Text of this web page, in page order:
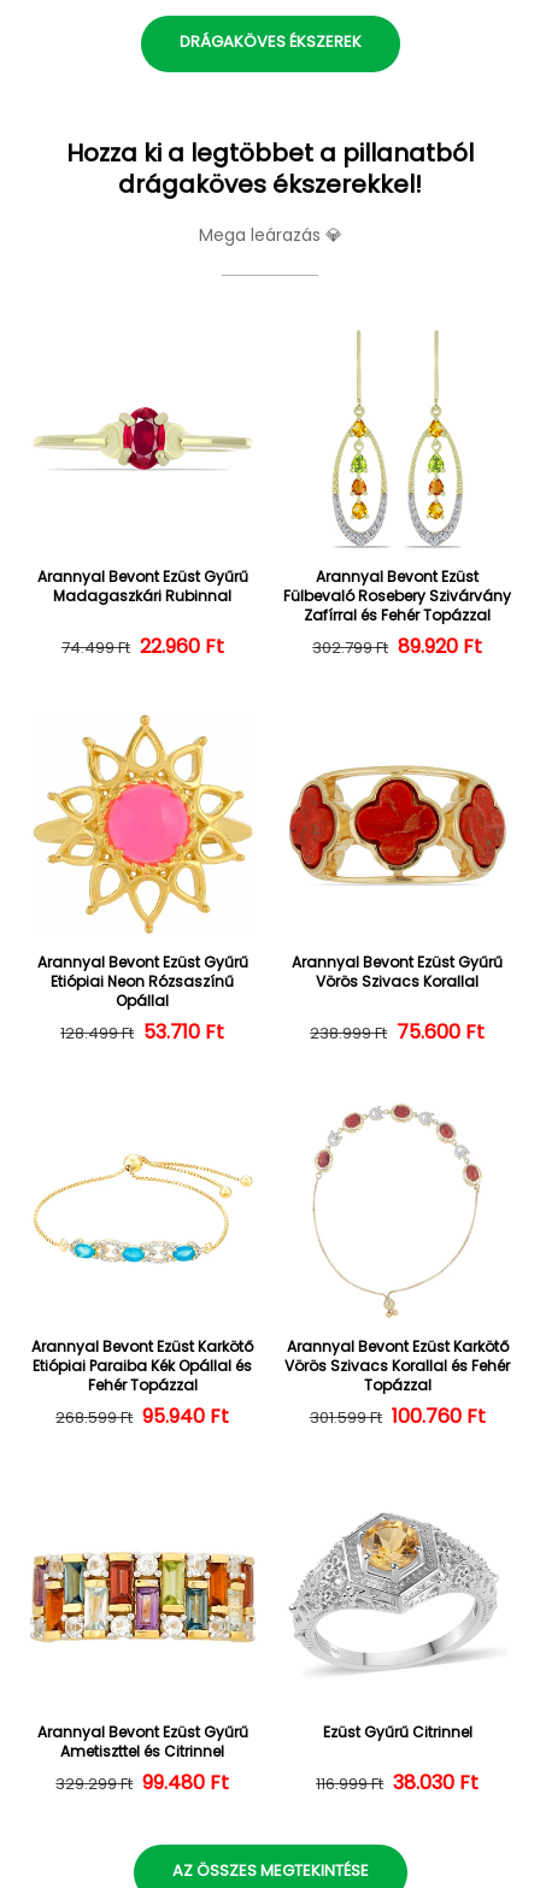
DRÁGAKÖVES ÉKSZEREK
Hozza ki a legtöbbet a pillanatból
drágaköves ékszerekkel!
Mega leárazás 💎
Arannyal Bevont Ezüst Gyűrű
Madagaszkári Rubinnal
Normál ár
74.499 Ft Kedvezményes ár
22.960 Ft
Arannyal Bevont Ezüst
Fülbevaló Rosebery Szivárvány
Zafírral és Fehér Topázzal
Normál ár
302.799 Ft 89.920 Ft
Arannyal Bevont Ezüst Gyűrű
Etiópiai Neon Rózsaszínű
Opállal
Normál ár
128.499 Ft Kedvezményes ár
53.710 Ft
Arannyal Bevont Ezüst Gyűrű
Vörös Szivacs Korallal
Normál ár
238.999 Ft 75.600 Ft
Arannyal Bevont Ezüst Karkötő
Etiópiai Paraiba Kék Opállal és
Fehér Topázzal
Normál ár
268.599 Ft Kedvezményes ár
95.940 Ft
Arannyal Bevont Ezüst Karkötő
Vörös Szivacs Korallal és Fehér
Topázzal
Normál ár
301.599 Ft 100.760 Ft
Arannyal Bevont Ezüst Gyűrű
Ametiszttel és Citrinnel
Normál ár
329.299 Ft Kedvezményes ár
99.480 Ft
Ezüst Gyűrű Citrinnel
Normál ár
116.999 Ft 38.030 Ft
AZ ÖSSZES MEGTEKINTÉSE